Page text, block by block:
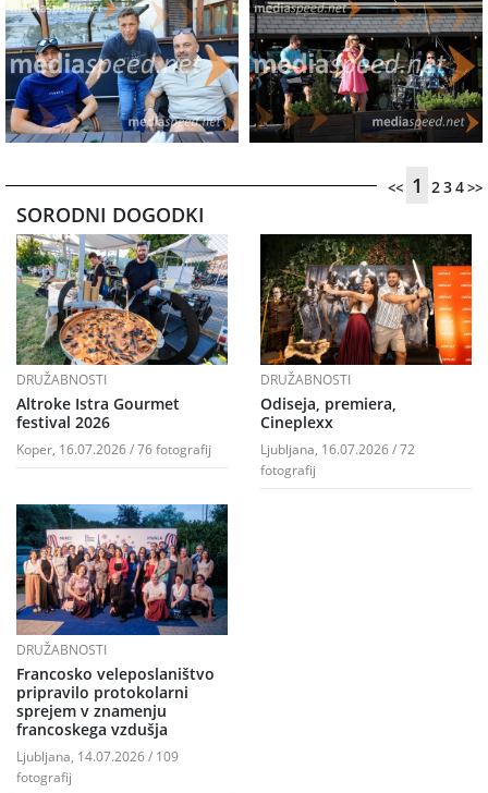
<< 1 234>>
SORODNI DOGODKI
DRUŽABNOSTI
Altroke Istra Gourmet
festival 2026
Koper, 16.07.2026 / 76 fotografij
DRUŽABNOSTI
Odiseja, premiera,
Cineplexx
Ljubljana, 16.07.2026 / 72
fotografij
DRUŽABNOSTI
Francosko veleposlaništvo
pripravilo protokolarni
sprejem v znamenju
francoskega vzdušja
Ljubljana, 14.07.2026 / 109
fotografij